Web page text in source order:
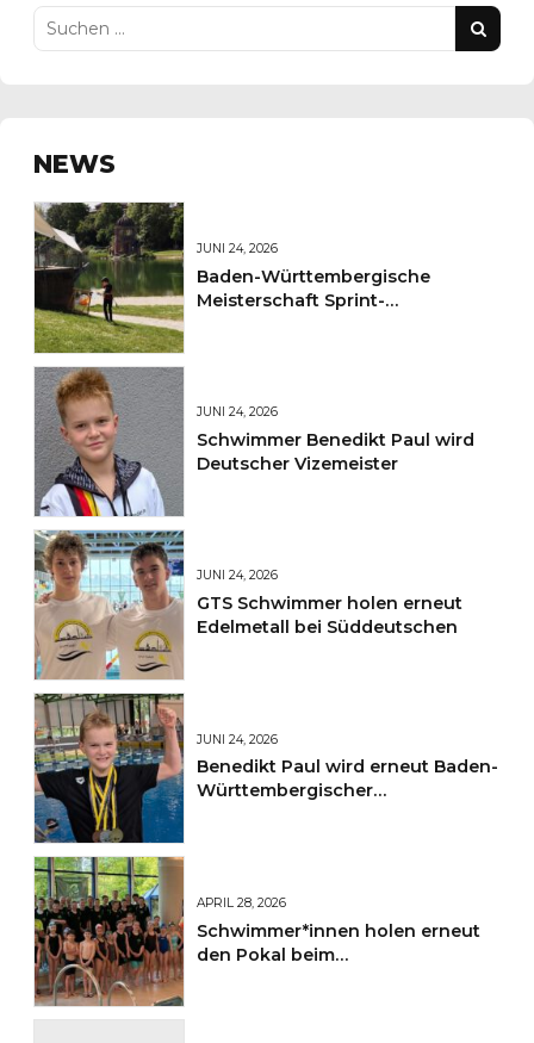
NEWS
JUNI 24, 2026
Baden-Württembergische
Meisterschaft Sprint-
JUNI 24, 2026
Schwimmer Benedikt Paul wird
Deutscher Vizemeister
JUNI 24, 2026
GTS Schwimmer holen erneut
Edelmetall bei Süddeutschen
JUNI 24, 2026
Benedikt Paul wird erneut Baden-
Württembergischer
APRIL 28, 2026
Schwimmer*innen holen erneut
den Pokal beim